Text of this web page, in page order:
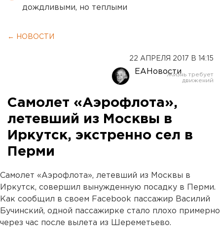
дождливыми, но теплыми
← НОВОСТИ
22 АПРЕЛЯ 2017 В 14:15
ЕАНовости
Самолет «Аэрофлота»,
летевший из Москвы в
Иркутск, экстренно сел в
Перми
Самолет «Аэрофлота», летевший из Москвы в
Иркутск, совершил вынужденную посадку в Перми.
Как сообщил в своем Facebook пассажир Василий
Бучинский, одной пассажирке стало плохо примерно
через час после вылета из Шереметьево.